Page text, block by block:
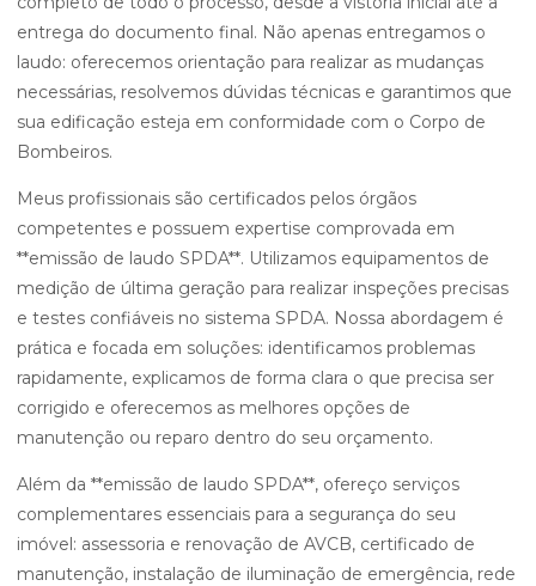
entrega do documento final. Não apenas entregamos o
laudo: oferecemos orientação para realizar as mudanças
necessárias, resolvemos dúvidas técnicas e garantimos que
sua edificação esteja em conformidade com o Corpo de
Bombeiros.
Meus profissionais são certificados pelos órgãos
competentes e possuem expertise comprovada em
**emissão de laudo SPDA**. Utilizamos equipamentos de
medição de última geração para realizar inspeções precisas
e testes confiáveis no sistema SPDA. Nossa abordagem é
prática e focada em soluções: identificamos problemas
rapidamente, explicamos de forma clara o que precisa ser
corrigido e oferecemos as melhores opções de
manutenção ou reparo dentro do seu orçamento.
Além da **emissão de laudo SPDA**, ofereço serviços
complementares essenciais para a segurança do seu
imóvel: assessoria e renovação de AVCB, certificado de
manutenção, instalação de iluminação de emergência, rede